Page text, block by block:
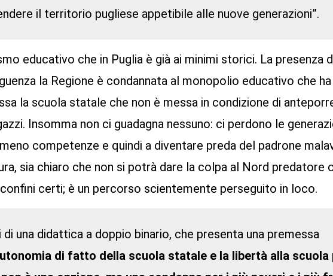
il territorio pugliese appetibile alle nuove generazioni”.
educativo che in Puglia è già ai minimi storici. La presenza
la Regione è condannata al monopolio educativo che
la scuola statale che non è messa in condizione di
Insomma non ci guadagna nessuno: ci perdono le
competenze e quindi a diventare preda del padrone
sia chiaro che non si potrà dare la colpa al Nord predatore
certi; è un percorso scientemente perseguito in loco.
una didattica a doppio binario, che presenta una premessa
di fatto della scuola statale e la libertà alla